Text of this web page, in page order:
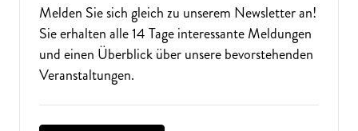
Melden Sie sich gleich zu unserem Newsletteran!
Sie erhalten alle 14 Tage interessante Meldungen
und einen Überblick über unsere bevorstehenden
Veranstaltungen.